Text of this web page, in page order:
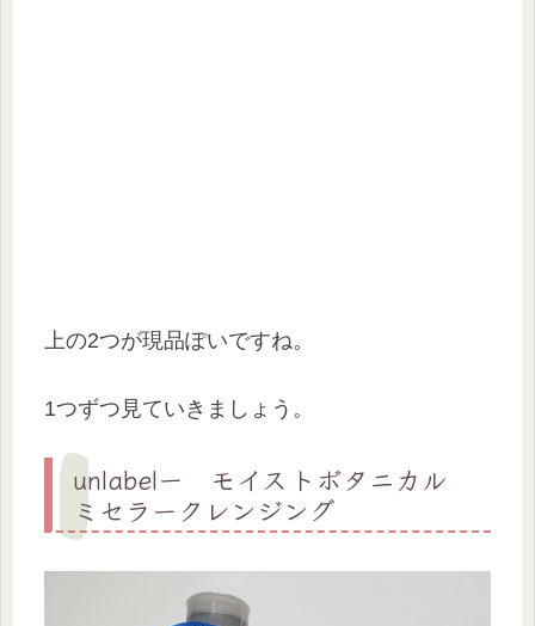
上の2つが現品ぽいですね。
1つずつ見ていきましょう。
unlabelー モイストボタニカル
ミセラークレンジング